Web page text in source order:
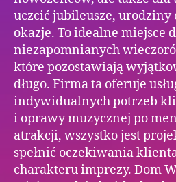
uczcić jubileusze, urodziny
okazje. To idealne miejsce
niezapomnianych
które pozostawiają
długo. Firma ta oferuje
indywidualnych potrzeb
i oprawy muzycznej po
atrakcji, wszystko jest
spełnić oczekiwania
charakteru imprezy. Dom